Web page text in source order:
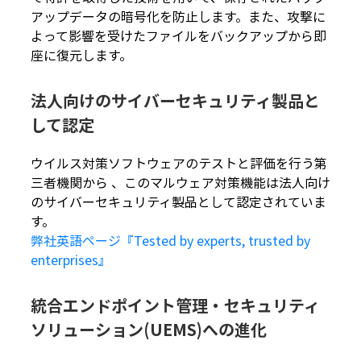
アップデータの暗号化を防止します。また、攻撃に
よって影響を受けたファイルをバックアップから即
座に復元します。
法人向けのサイバーセキュリティ製品と
して認定
ウイルス対策ソフトウェアのテストと評価を行う第
三者機関から 、このマルウェア対策機能は法人向け
のサイバーセキュリティ製品として認定されていま
す。
弊社英語ページ『Tested by experts, trusted by
enterprises』
統合エンドポイント管理・セキュリティ
ソリューション(UEMS)への進化